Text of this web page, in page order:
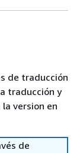
de traducción
traducción y
version en
de